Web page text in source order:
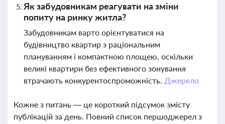
Як забудовникам реагувати на зміни
попиту на ринку житла?
Забудовникам варто орієнтуватися на
будівництво квартир з раціональним
плануванням і компактною площею, оскільки
великі квартири без ефективного зонування
втрачають конкурентоспроможність. Джерело
Кожне з питань — це короткий підсумок змісту
публікацій за день. Повний список першоджерел з